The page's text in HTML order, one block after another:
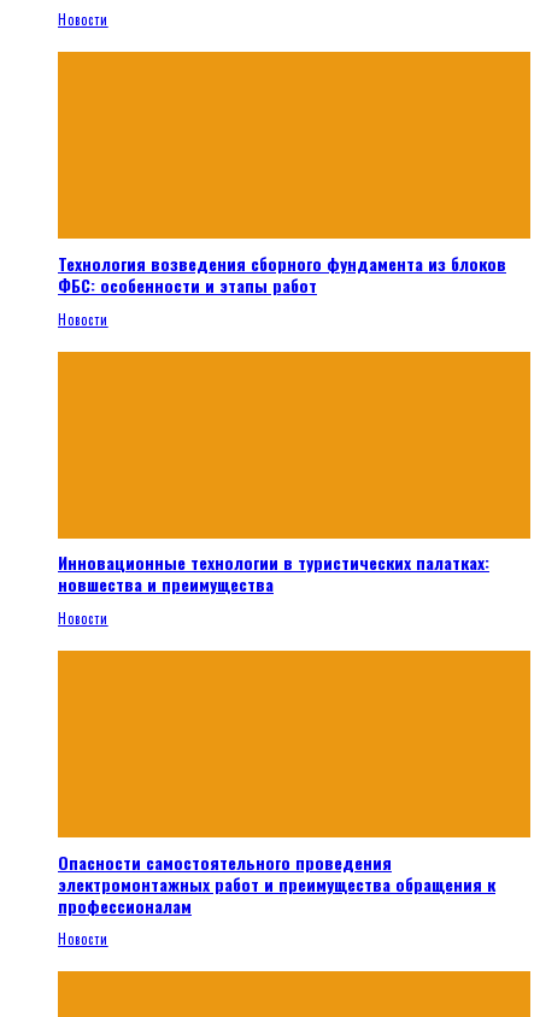
Новости
Технология возведения сборного фундамента из блоков
ФБС: особенности и этапы работ
Новости
Инновационные технологии в туристических палатках:
новшества и преимущества
Новости
Опасности самостоятельного проведения
электромонтажных работ и преимущества обращения к
профессионалам
Новости